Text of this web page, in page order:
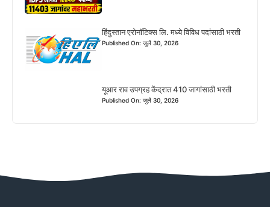
हिंदुस्तान एरोनॉटिक्स लि. मध्ये विविध पदांसाठी भरती
Published On: जुलै 30, 2026
यूआर राव उपग्रह केंद्रात 410 जागांसाठी भरती
Published On: जुलै 30, 2026